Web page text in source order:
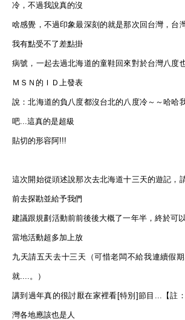
冷，不過我說真的沒
啥感覺，不過印象最深刻的就是那次回台灣，台
我有點受不了差點掛
病號，一起去過北海道的童鞋回來對於台灣八度
ＭＳＮ的ＩＤ上發表
說：北海道的負八度都沒台北的八度冷～～哈哈
吧...這真的是超級
貼切的形容阿!!!
這次開始從頭述說那次去北海道十三天的遊記，
前去探勘並給予我們
建議跟規劃活動前前後後大概了一年半，終於可
當地活動超多加上放
九天請五天去十三天（可惜老闆不給我連續假
就....。）
講到過年真的很討厭在家裡看[特別]節目...【註
灣各地應該也是人